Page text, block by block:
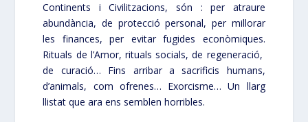
Continents i Civilitzacions, són : per atraure
abundància, de protecció personal, per millorar
les finances, per evitar fugides econòmiques.
Rituals de l’Amor, rituals socials, de regeneració,
de curació… Fins arribar a sacrificis humans,
d’animals, com ofrenes… Exorcisme… Un llarg
llistat que ara ens semblen horribles.